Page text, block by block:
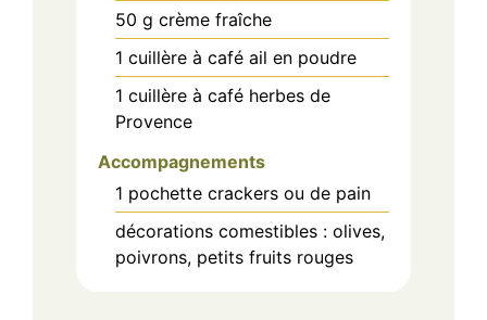
50 g crème fraîche
1 cuillère à café ail en poudre
1 cuillère à café herbes de
Provence
Accompagnements
1 pochette crackers ou de pain
décorations comestibles : olives,
poivrons, petits fruits rouges